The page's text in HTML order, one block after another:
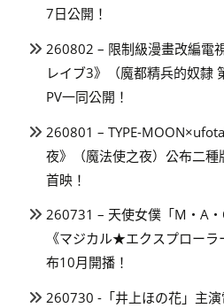
7日公開！
260802 – 限制級漫畫改編電
レイブ3》（魔都精兵的奴隸
PV一同公開！
260801 – TYPE-
夜》（魔法使之夜）公布二
首映！
260731 – 天使女僕「M・A
《マジカル★エクスプロー
布10月開播！
260730 -「井上ほの花」主